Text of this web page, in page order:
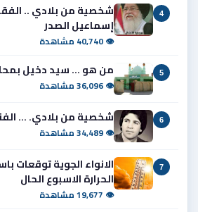
4
شخصية من بلادي ..
إسماعيل الصدر
👁 40,740 مشاهدة
5 من هو ... سيد دخيل
👁 36,096 مشاهدة
6 شخصية من بلادي. ...
👁 34,489 مشاهدة
7
الانواء الجوية توقعات
الحرارة الاسبوع الحال
👁 19,677 مشاهدة